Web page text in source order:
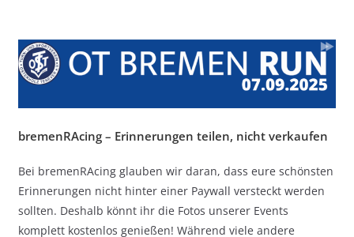
bremenRAcing – Erinnerungen teilen, nicht verkaufen
Bei bremenRAcing glauben wir daran, dass eure schönsten
Erinnerungen nicht hinter einer Paywall versteckt werden
sollten. Deshalb könnt ihr die Fotos unserer Events
komplett kostenlos genießen! Während viele andere